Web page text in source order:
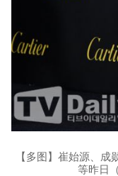
【多图】崔始源、
等昨日